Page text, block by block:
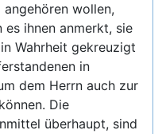
wollen,
es ihnen anmerkt, sie
Wahrheit gekreuzigt
in
dem Herrn auch zur
Die
überhaupt, sind